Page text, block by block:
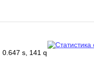
0.647 s, 141 q